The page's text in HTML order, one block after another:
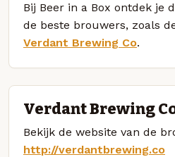
Bij Beer in a Box ontdek je
de beste brouwers, zoals
Verdant Brewing Co.
Verdant Brewing
Bekijk de website van de
http://verdantbrewing.co